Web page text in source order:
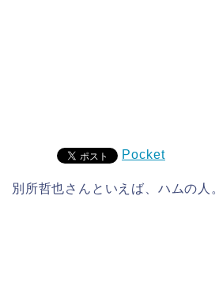
Pocket
別所哲也さんといえば、ハムの人。